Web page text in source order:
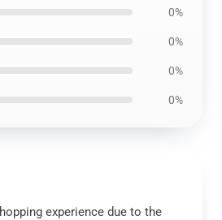
0%
0%
0%
0%
experience due to the